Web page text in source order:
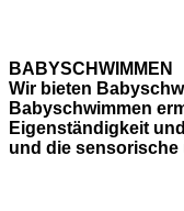
BABYSCHWIMMEN
Wir bieten
Babyschwimmen
Eigenständigkeit
und die